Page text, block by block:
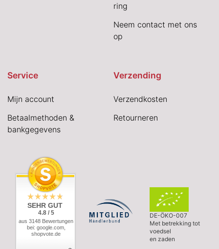
ring
Neem contact met ons
op
Service
Mijn account
Betaalmethoden &
bankgegevens
Verzending
Verzendkosten
Retourneren
SEHR GUT
4.8 / 5
aus 3148 Bewertungen
bei: google.com,
shopvote.de
DE-ÖKO-007
Met betrekking tot
voedsel
en zaden